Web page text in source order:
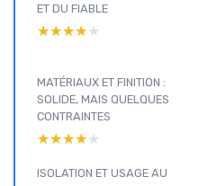
ET DU FIABLE
★★★★★
★★★★★
MATÉRIAUX ET FINITION :
SOLIDE, MAIS QUELQUES
CONTRAINTES
★★★★★
★★★★★
ISOLATION ET USAGE AU